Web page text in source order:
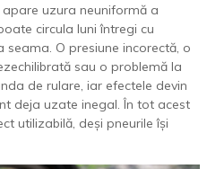
uzura neuniformă a
circula luni întregi cu
seama. O presiune incorectă, o
sau o problemă la
de rulare, iar efectele devin
deja uzate inegal. În tot acest
utilizabilă, deși pneurile își